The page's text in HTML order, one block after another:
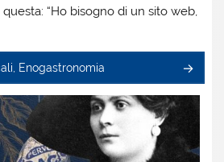
“Ho bisogno di un sito web,
Enogastronomia